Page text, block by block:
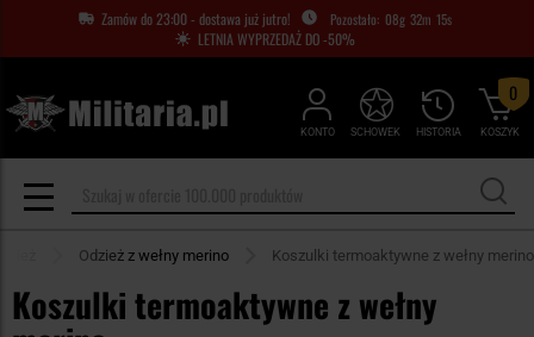
Zamów do 23:00 - dostawa już jutro! 08g 32m 14s
LETNIA WYPRZEDAŻ DO -50%
KONTO HISTORIA
SCHOWEK KOSZYK
0
Odzież z wełny merino Koszulki termoaktywne z wełny merino
Koszulki termoaktywne z wełny